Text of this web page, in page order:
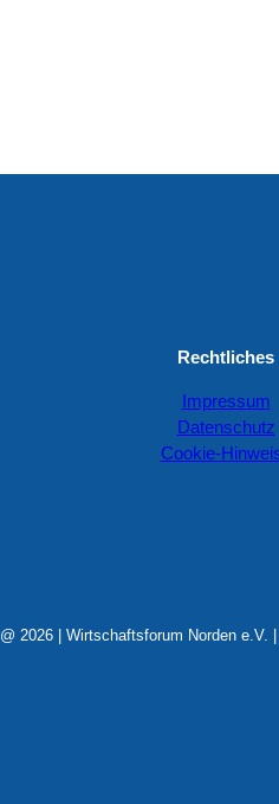
Rechtliches
Impressum
Datenschutz
Cookie-
@ 2026 | Wirtschaftsforum Norden e.V. |